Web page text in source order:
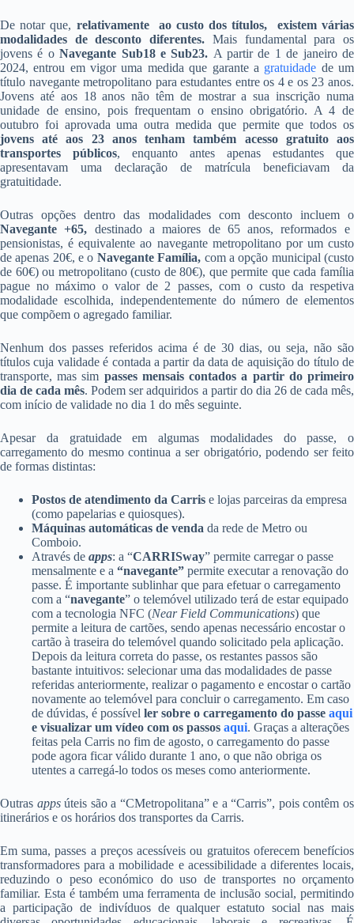
De notar que, relativamente ao custo dos títulos, existem várias
modalidades de desconto diferentes. Mais fundamental para os
jovens é oNavegante Sub18 e Sub23. A partir de 1 de janeiro de
2024, entrou em vigor uma medida que garante a gratuidade de um
título navegante metropolitano para estudantes entre os 4 e os 23 anos.
Jovens até aos 18 anos não têm de mostrar a sua inscrição numa
unidade de ensino, pois frequentam o ensino obrigatório. A 4 de
outubro foi aprovada uma outra medida que permite que todos os
jovens até aos 23 anos tenham também acesso gratuito aos
transportes públicos, enquanto antes apenas estudantes que
apresentavam uma declaração de matrícula beneficiavam da
gratuitidade.
Outras opções dentro das modalidades com desconto incluem o
Navegante +65, destinado a maiores de 65 anos, reformados e
pensionistas, é equivalente ao navegante metropolitano por um custo
de apenas 20€, e o Navegante Família, com a opção municipal (custo
de 60€) ou metropolitano (custo de 80€), que permite que cada família
pague no máximo o valor de 2 passes, com o custo da respetiva
modalidade escolhida, independentemente do número de elementos
que compõem o agregado familiar.
Nenhum dos passes referidos acima é de 30 dias, ou seja, não são
títulos cuja validade é contada a partir da data de aquisição do título de
transporte, mas sim passes mensais contados a partir do primeiro
dia de cada mês. Podem ser adquiridos a partir do dia 26 de cada mês,
com início de validade no dia 1 do mês seguinte.
Apesar da gratuidade em algumas modalidades do passe, o
carregamento do mesmo continua a ser obrigatório, podendo ser feito
de formas distintas:
Postos de atendimento da Carris e lojas parceiras da empresa
(como papelarias e quiosques).
Máquinas automáticas de venda da rede de Metro ou
Comboio.
Através de apps: a “CARRISway” permite carregar o passe
mensalmente e a “navegante” permite executar a renovação do
passe. É importante sublinhar que para efetuar o carregamento
com a “navegante” o telemóvel utilizado terá de estar equipado
com a tecnologia NFC (Near Field Communications) que
permite a leitura de cartões, sendo apenas necessário encostar o
cartão à traseira do telemóvel quando solicitado pela aplicação.
Depois da leitura correta do passe, os restantes passos são
bastante intuitivos: selecionar uma das modalidades de passe
referidas anteriormente, realizar o pagamento e encostar o cartão
novamente ao telemóvel para concluir o carregamento. Em caso
de dúvidas, é possível ler sobre o carregamento do passe aqui
e visualizar um vídeo com os passos aqui. Graças a alterações
feitas pela Carris no fim de agosto, o carregamento do passe
pode agora ficar válido durante 1 ano, o que não obriga os
utentes a carregá-lo todos os meses como anteriormente.
Outras appsúteis são a “CMetropolitana” e a “Carris”, pois contêm os
itinerários e os horários dos transportes da Carris.
Em suma, passes a preços acessíveis ou gratuitos oferecem benefícios
transformadores para a mobilidade e acessibilidade a diferentes locais,
reduzindo o peso económico do uso de transportes no orçamento
familiar. Esta é também uma ferramenta de inclusão social, permitindo
a participação de indivíduos de qualquer estatuto social nas mais